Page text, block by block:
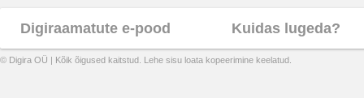
Digiraamatute e-pood Kuidas lugeda?
© Digira OÜ | Kõik õigused kaitstud. Lehe sisu loata kopeerimine keelatud.